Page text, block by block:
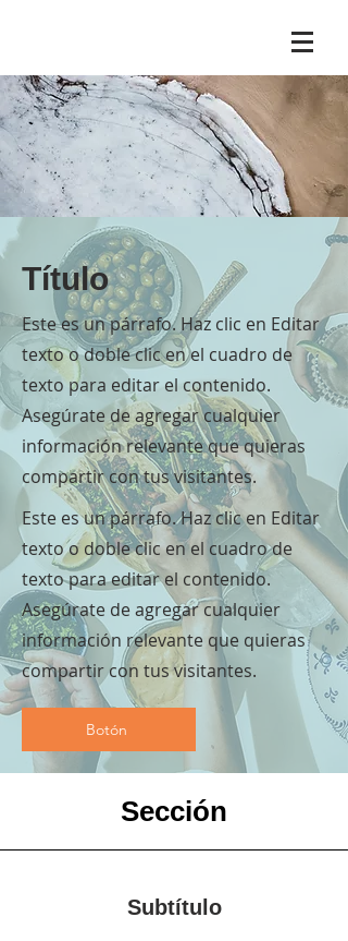
Título
Este es un párrafo. Haz clic en Editar
texto o doble clic en el cuadro de
texto para editar el contenido.
Asegúrate de agregar cualquier
información relevante que quieras
compartir con tus visitantes.
Este es un párrafo. Haz clic en Editar
texto o doble clic en el cuadro de
texto para editar el contenido.
Asegúrate de agregar cualquier
información relevante que quieras
compartir con tus visitantes.
Botón
Sección
Subtítulo